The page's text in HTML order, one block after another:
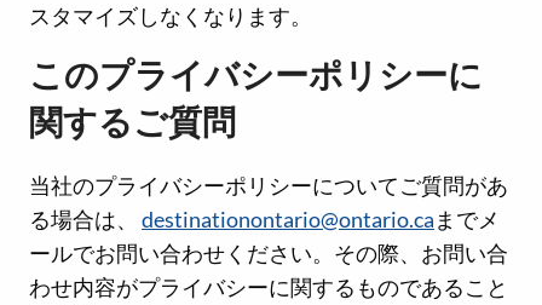
スタマイズしなくなります。
このプライバシーポリシーに
関するご質問
当社のプライバシーポリシーについてご質問があ
る場合は、 destinationontario@ontario.ca までメ
ールでお問い合わせください。その際、お問い合
わせ内容がプライバシーに関するものであること